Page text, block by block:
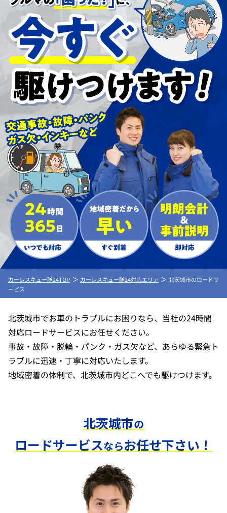
カーレスキュー隊24TOP カーレスキュー隊24対応エリア
北茨城市のロードサ
ービス
北茨城市でお車のトラブルにお困りなら、当社の24時間
対応ロードサービスにお任せください。
事故・故障・脱輪・パンク・ガス欠など、あらゆる緊急ト
ラブルに迅速・丁寧に対応いたします。
地域密着の体制で、北茨城市内どこへでも駆けつけます。
北茨城市の
ロードサービスならお任せ下さい！